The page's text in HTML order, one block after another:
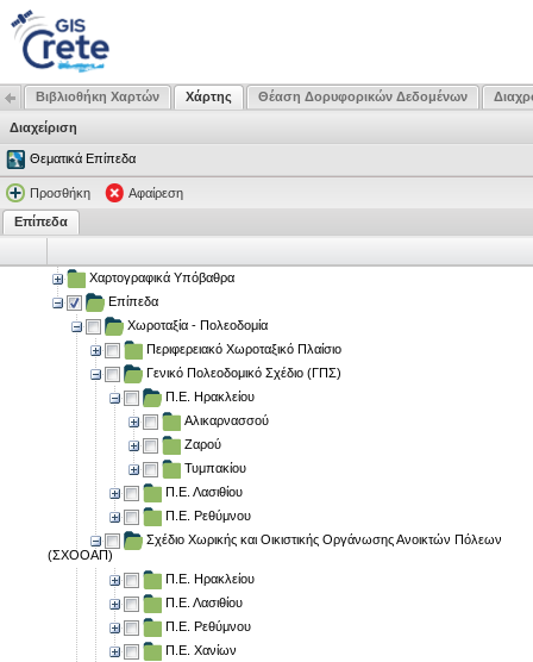
Βιβλιοθήκη Χαρτών Χάρτης Θέαση Δορυφορικών Δεδομένων
Διαχείριση
Θεματικά Επίπεδα
Προσθήκη
Αφαίρεση
Επίπεδα
Χαρτογραφικά Υπόβαθρα
Επίπεδα
Χωροταξία - Πολεοδομία
Περιφερειακό Χωροταξικό Πλαίσιο
Γενικό Πολεοδομικό Σχέδιο (ΓΠΣ)
Π.Ε. Ηρακλείου
Αλικαρνασσού
Ζαρού
Τυμπακίου
Π.Ε. Λασιθίου
Π.Ε. Ρεθύμνου
Σχέδιο Χωρικής και Οικιστικής Οργάνωσης Ανοικτών Πόλεων
(ΣΧΟΟΑΠ)
Π.Ε. Ηρακλείου
Π.Ε. Λασιθίου
Π.Ε. Ρεθύμνου
Π.Ε. Χανίων